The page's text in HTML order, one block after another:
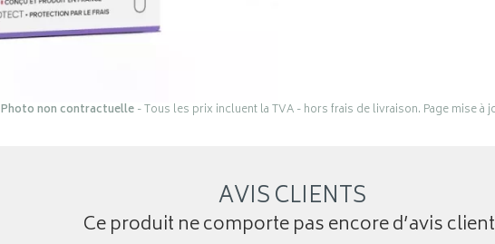
Photo non contractuelle- Tous les prix incluent la TVA - hors frais de livraison. Page mise à
AVIS CLIENTS
Ce produit ne comporte pas encore d’avis